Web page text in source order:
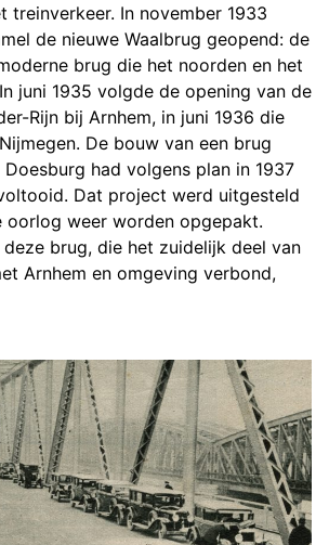
treinverkeer. In november 1933
de nieuwe Waalbrug geopend: de
brug die het noorden en het
juni 1935 volgde de opening van de
Rijn bij Arnhem, in juni 1936 die
De bouw van een brug
had volgens plan in 1937
Dat project werd uitgesteld
oorlog weer worden opgepakt.
brug, die het zuidelijk deel van
Arnhem en omgeving verbond,